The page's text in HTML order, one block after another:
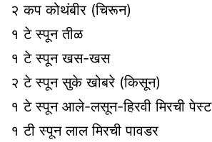
२ कप कोथंबीर (चिरून)
१ टे स्पून तीळ
१ टे स्पून खस-खस
२ टे स्पून सुके खोबरे (किसून)
१ टे स्पून आले-लसून-हिरवी मिरची पेस्ट
१ टी स्पून लाल मिरची पावडर